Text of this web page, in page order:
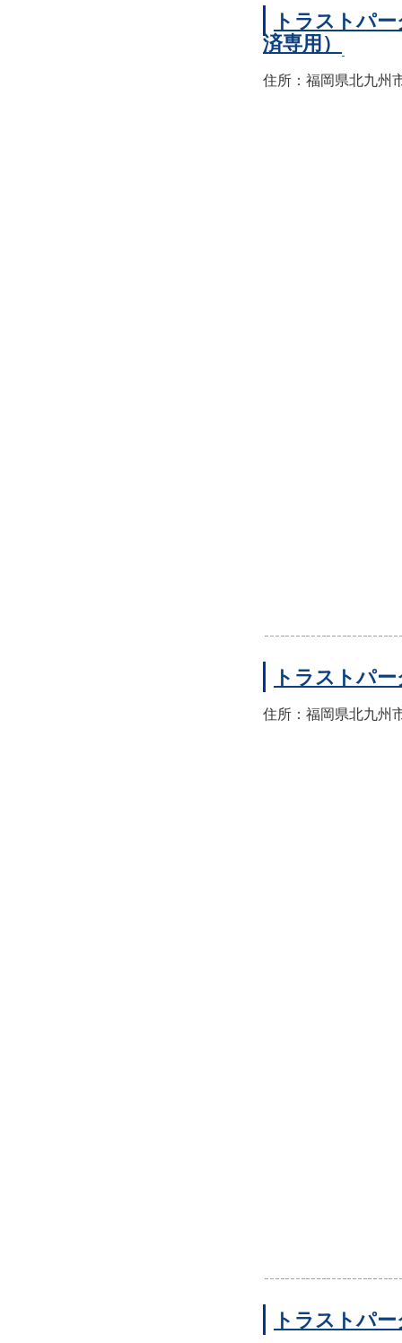
トラストパ
済専用）
住所：福岡県北九州
トラストパ
住所：福岡県北九州
トラストパ